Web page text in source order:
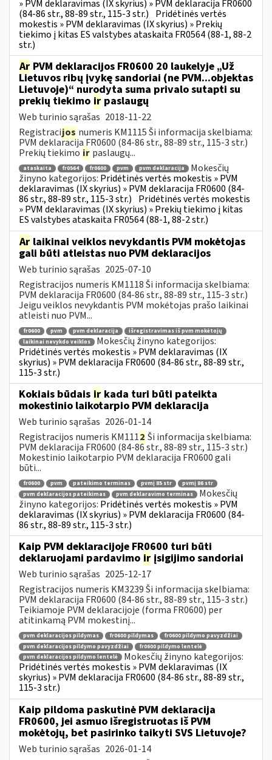
» PVM deklaravimas (IX skyrius) » PVM deklaracija FR0600
(84-86 str., 88-89 str., 115-3 str.) Pridėtinės vertės
mokestis » PVM deklaravimas (IX skyrius) » Prekių
tiekimo į kitas ES valstybes ataskaita FR0564 (88-1, 88-2
str.)
Ar PVM deklaracijos FR0600 20 laukelyje „Už
Lietuvos ribų įvykę sandoriai (ne PVM...objektas
Lietuvoje)“ nurodyta suma privalo sutapti su
prekių tiekimo ir paslaugų
Web turinio sąrašas 2018-11-22
Registracijos numeris KM1115 Ši informacija skelbiama:
PVM deklaracija FR0600 (84-86 str., 88-89 str., 115-3 str.)
Prekių tiekimo ir paslaugų...
ataskaita fr0564 fr0600 pvm pvm deklaracija
Mokesčių
žinyno kategorijos: Pridėtinės vertės mokestis » PVM
deklaravimas (IX skyrius) » PVM deklaracija FR0600 (84-
86 str., 88-89 str., 115-3 str.) Pridėtinės vertės mokestis
» PVM deklaravimas (IX skyrius) » Prekių tiekimo į kitas
ES valstybes ataskaita FR0564 (88-1, 88-2 str.)
Ar laikinai veiklos nevykdantis PVM mokėtojas
gali būti atleistas nuo PVM deklaracijos
Web turinio sąrašas 2025-07-10
Registracijos numeris KM1118 Ši informacija skelbiama:
PVM deklaracija FR0600 (84-86 str., 88-89 str., 115-3 str.)
Jeigu veiklos nevykdantis PVM mokėtojas prašo laikinai
atleisti nuo PVM...
fr0600 pvm pvm deklaracija
išregistravimas iš pvm mokėtojų
laikinai nevykdo veiklos
Mokesčių žinyno kategorijos:
Pridėtinės vertės mokestis » PVM deklaravimas (IX
skyrius) » PVM deklaracija FR0600 (84-86 str., 88-89 str.,
115-3 str.)
Kokiais būdais ir kada turi būti pateikta
mokestinio laikotarpio PVM deklaracija
Web turinio sąrašas 2026-01-14
Registracijos numeris KM1112 Ši informacija skelbiama:
PVM deklaracija FR0600 (84-86 str., 88-89 str., 115-3 str.)
Mokestinio laikotarpio PVM deklaracija FR0600 gali
būti...
fr0600 pvm pateikimo terminas pvmį 85 str
pvmį 86 str
pvm deklaracijos pateikimas
pvm deklaravimo terminas
Mokesčių
žinyno kategorijos: Pridėtinės vertės mokestis » PVM
deklaravimas (IX skyrius) » PVM deklaracija FR0600 (84-
86 str., 88-89 str., 115-3 str.)
Kaip PVM deklaracijoje FR0600 turi būti
deklaruojami pardavimo ir įsigijimo sandoriai
Web turinio sąrašas 2025-12-17
Registracijos numeris KM3239 Ši informacija skelbiama:
PVM deklaracija FR0600 (84-86 str., 88-89 str., 115-3 str.)
Teikiamoje PVM deklaracijoje (forma FR0600) per
atitinkamą PVM mokestinį...
pvm deklaracijos pildymas fr0600 pildymas
fr0600 pildymo pavyzdžiai
pvm deklaracijos pildymo pavyzdžiai
fr0600 pildymo lentelė
pvm deklaracijos pildymo lentelė
Mokesčių žinyno kategorijos:
Pridėtinės vertės mokestis » PVM deklaravimas (IX
skyrius) » PVM deklaracija FR0600 (84-86 str., 88-89 str.,
115-3 str.)
Kaip pildoma paskutinė PVM deklaracija
FR0600, jei asmuo išregistruotas iš PVM
mokėtojų, bet pasirinko taikyti SVS Lietuvoje?
Web turinio sąrašas 2026-01-14